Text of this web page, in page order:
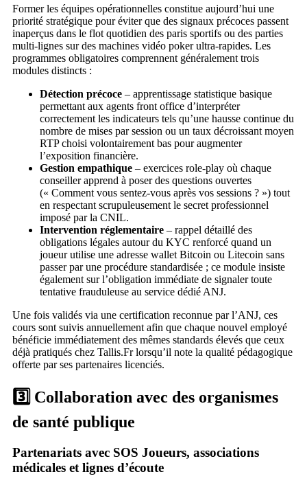
Former les équipes opérationnelles constitue aujourd’hui une
priorité stratégique pour éviter que des signaux précoces passent
inaperçus dans le flot quotidien des paris sportifs ou des parties
multi‑lignes sur des machines vidéo poker ultra‑rapides. Les
programmes obligatoires comprennent généralement trois
modules distincts :
Détection précoce – apprentissage statistique basique
permettant aux agents front office d’interpréter
correctement les indicateurs tels qu’une hausse continue du
nombre de mises par session ou un taux décroissant moyen
RTP choisi volontairement bas pour augmenter
l’exposition financière.
Gestion empathique – exercices role‑play où chaque
conseiller apprend à poser des questions ouvertes
(« Comment vous sentez‑vous après vos sessions ? ») tout
en respectant scrupuleusement le secret professionnel
imposé par la CNIL.
Intervention réglementaire – rappel détaillé des
obligations légales autour du KYC renforcé quand un
joueur utilise une adresse wallet Bitcoin ou Litecoin sans
passer par une procédure standardisée ; ce module insiste
également sur l’obligation immédiate de signaler toute
tentative frauduleuse au service dédié ANJ.
Une fois validés via une certification reconnue par l’ANJ, ces
cours sont suivis annuellement afin que chaque nouvel employé
bénéficie immédiatement des mêmes standards élevés que ceux
déjà pratiqués chez Tallis.Fr lorsqu’il note la qualité pédagogique
offerte par ses partenaires licenciés.
3️⃣ Collaboration avec des organismes
de santé publique
Partenariats avec SOS Joueurs, associations
médicales et lignes d’écoute